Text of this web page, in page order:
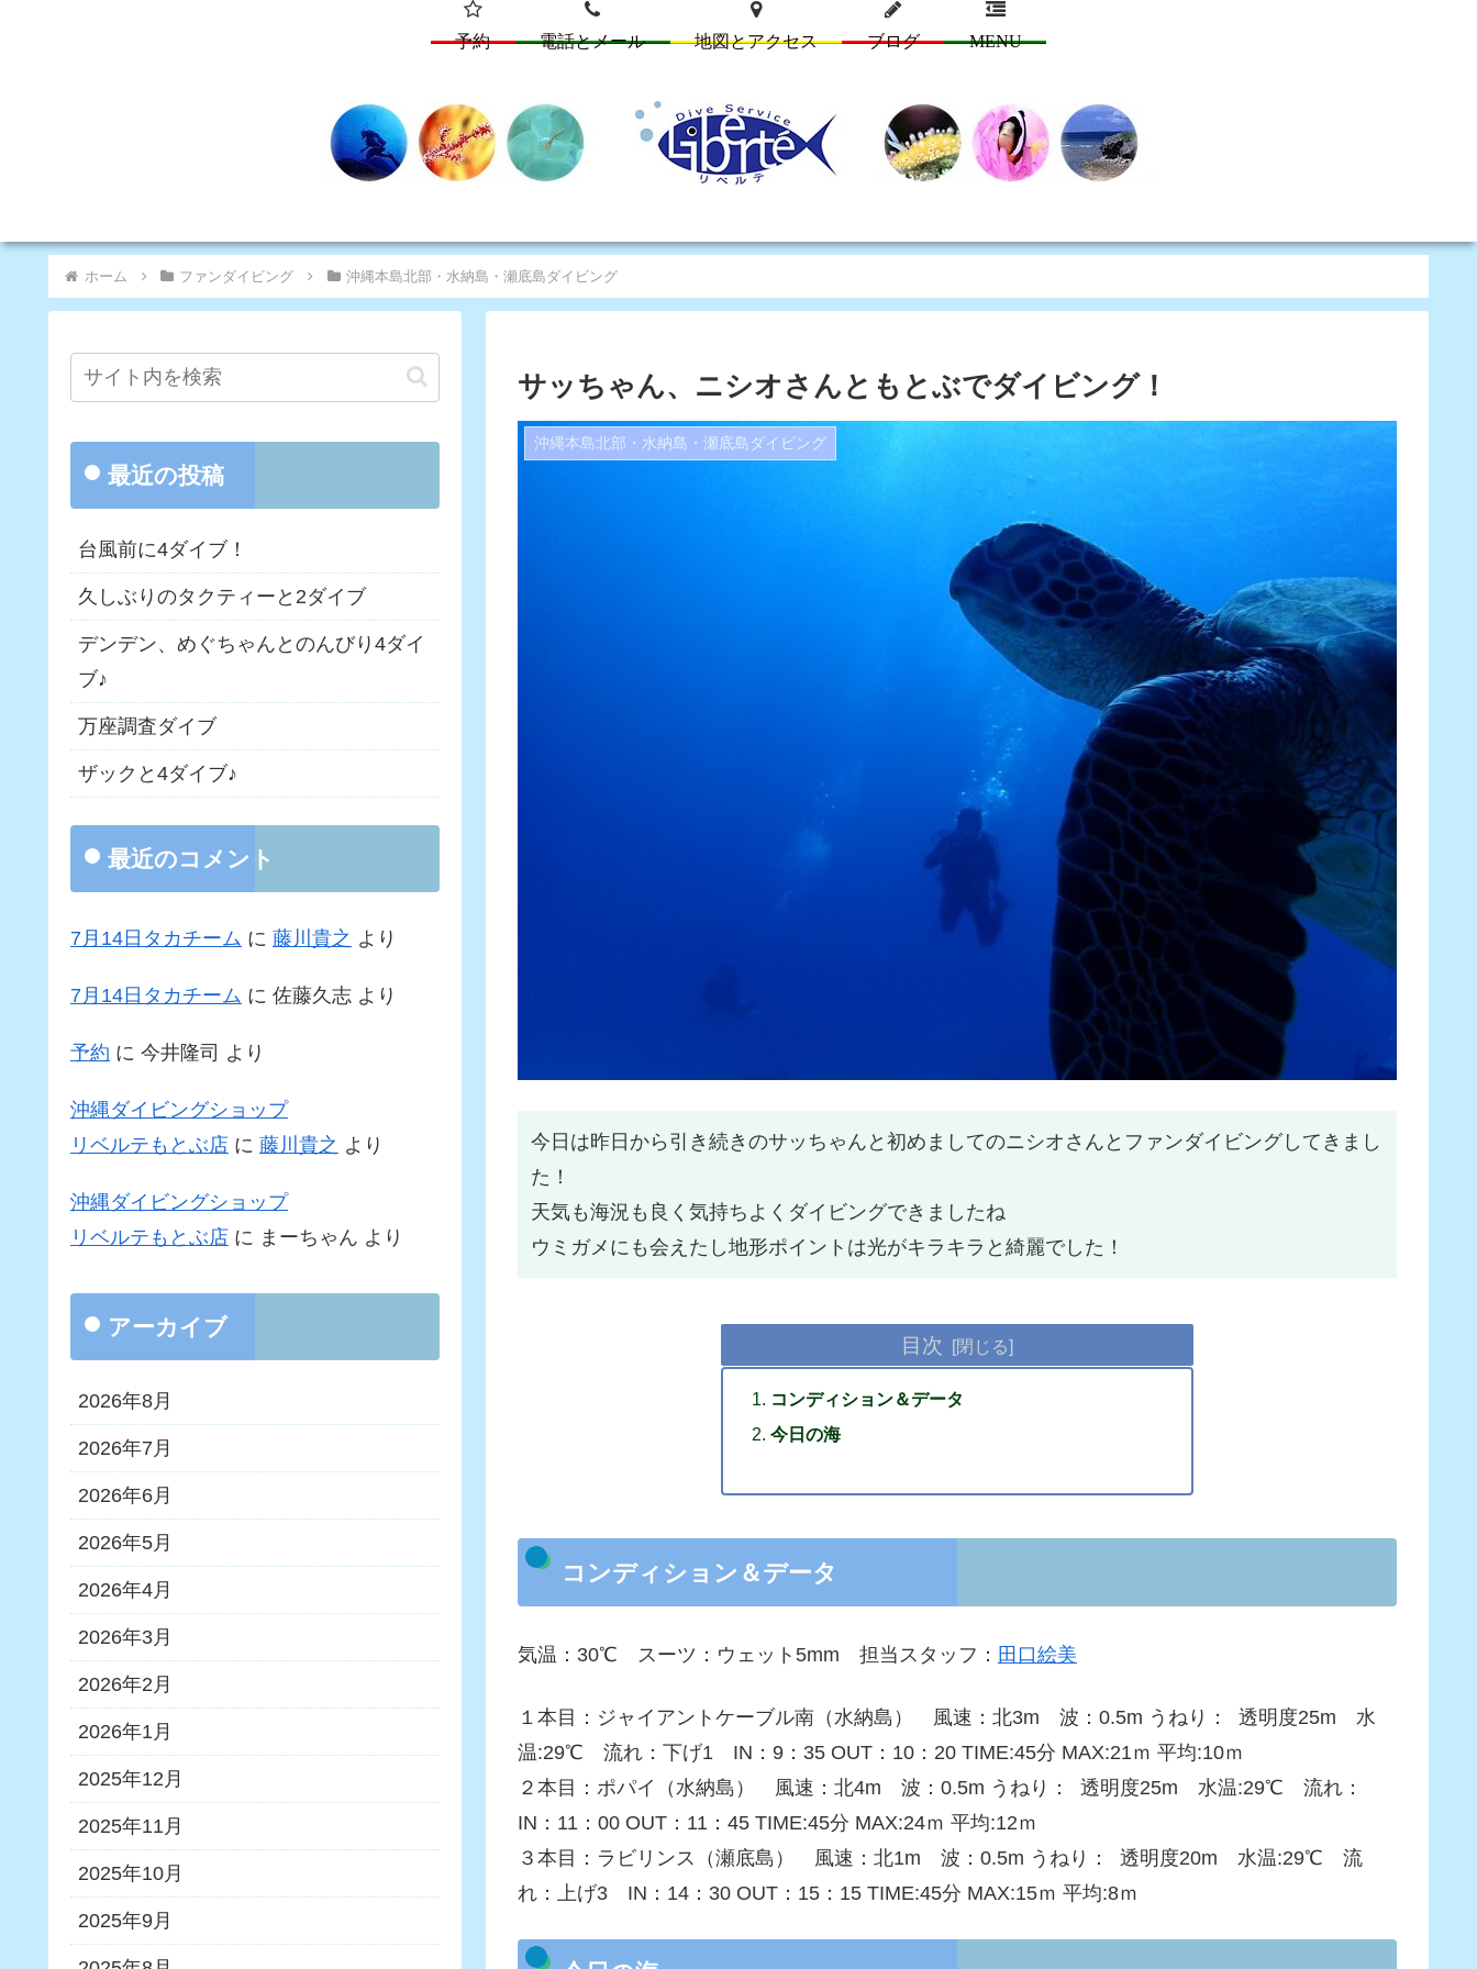
予約 電話とメール 地図とアクセス ブログ MENU
ホーム ファンダイビング 沖縄本島北部・水納島・瀬底島ダイビング
サッちゃん、ニシオさんともとぶでダイビング！
沖縄本島北部・水納島・瀬底島ダイビング
今日は昨日から引き続きのサッちゃんと初めましてのニシオさんとファンダイビングしてきまし
た！
天気も海況も良く気持ちよくダイビングできましたね
ウミガメにも会えたし地形ポイントは光がキラキラと綺麗でした！
目次
コンディション＆データ
今日の海
コンディション＆データ
気温：30℃ スーツ：ウェット5mm 担当スタッフ： 田口絵美
１本目：ジャイアントケーブル南（水納島） 風速：北3m 波：0.5m うねり： 透明度25m 水
温:29℃ 流れ：下げ1 IN：9：35 OUT：10：20 TIME:45分 MAX:21ｍ 平均:10ｍ
２本目：ポパイ（水納島） 風速：北4m 波：0.5m うねり： 透明度25m 水温:29℃ 流れ：
IN：11：00 OUT：11：45 TIME:45分 MAX:24ｍ 平均:12ｍ
３本目：ラビリンス（瀬底島） 風速：北1m 波：0.5m うねり： 透明度20m 水温:29℃ 流
れ：上げ3 IN：14：30 OUT：15：15 TIME:45分 MAX:15ｍ 平均:8ｍ
最近の投稿
台風前に4ダイブ！
久しぶりのタクティーと2ダイブ
デンデン、めぐちゃんとのんびり4ダイ
ブ♪
万座調査ダイブ
ザックと4ダイブ♪
最近のコメント
7月14日タカチーム に 藤川貴之 より
7月14日タカチーム に 佐藤久志 より
予約 に 今井隆司 より
沖縄ダイビングショップ
リベルテもとぶ店 に 藤川貴之 より
沖縄ダイビングショップ
リベルテもとぶ店 に まーちゃん より
アーカイブ
2026年8月
2026年7月
2026年6月
2026年5月
2026年4月
2026年3月
2026年2月
2026年1月
2025年12月
2025年11月
2025年10月
2025年9月